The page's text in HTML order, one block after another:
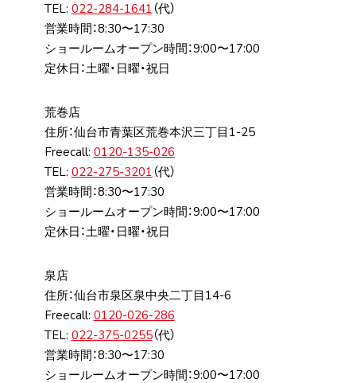
TEL: 022-284-1641 （代）
営業時間：8:30〜17:30
ショールームオープン時間：9:00〜17:00
定休日：土曜・日曜・祝日
荒巻店
住所：仙台市⻘葉区荒巻本沢三丁⽬1-25
Freecall: 0120-135-026
TEL: 022-275-3201 （代）
営業時間：8:30〜17:30
ショールームオープン時間：9:00〜17:00
定休日：土曜・日曜・祝日
泉店
住所：仙台市泉区泉中央⼆丁⽬14-6
Freecall: 0120-026-286
TEL: 022-375-0255（代）
営業時間：8:30〜17:30
ショールームオープン時間：9:00〜17:00